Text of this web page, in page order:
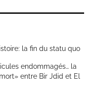
la fin du statu quo
endommagés… la
entre Bir Jdid et El